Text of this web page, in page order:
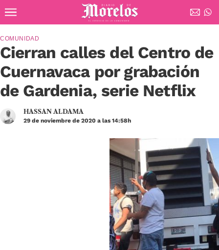
Diario de Morelos
Cierran calles del Centro de
Cuernavaca por grabación
de Gardenia, serie Netflix
COMUNIDAD
HASSAN ALDAMA
29 de noviembre de 2020 a las 14:58h